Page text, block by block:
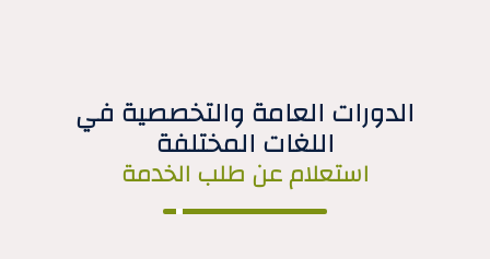
الدورات العامة والتخصصية في
اللغات المختلفة
استعلام عن طلب الخدمة